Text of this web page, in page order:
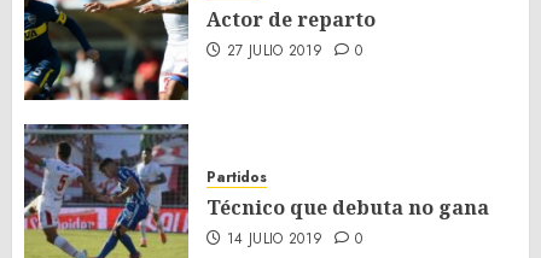
Actor de reparto
27 JULIO 2019 0
Partidos
Técnico que debuta no gana
14 JULIO 2019 0